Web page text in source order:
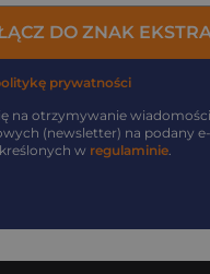
DO ZNAK
prywatności
na otrzymywanie wiadomości
(newsletter) na podany
w regulaminie.